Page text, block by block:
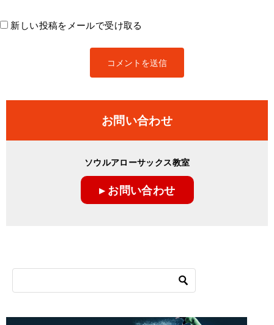
新しい投稿をメールで受け取る
お問い合わせ
ソウルアローサックス教室
▸ お問い合わせ